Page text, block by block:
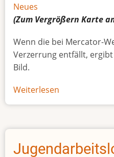
Neues
(Zum Vergrößern Karte
Wenn die bei Mercator-
Verzerrung entfällt,
Bild.
Weiterlesen
Afrikas
Größe